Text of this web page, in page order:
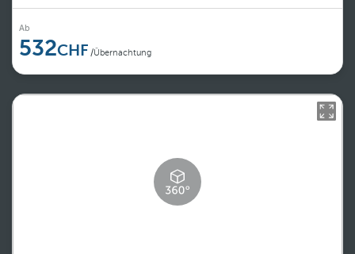
Ab
532 /Übernachtung